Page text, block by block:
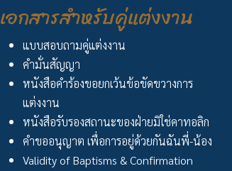
เอกสารสำหรับคู่แต่งงาน
แบบสอบถามคู่แต่งงาน
คำมั่นสัญญา
หนังสือคำร้องขอยกเว้นข้อขัดขวางการ
แต่งงาน
หนังสือรับรองสถานะของฝ่ายมิใช่คาทอลิก
คำขออนุญาต เพื่อการอยู่ด้วยกันฉันพี่-น้อง
Validity of Baptisms & Confirmation